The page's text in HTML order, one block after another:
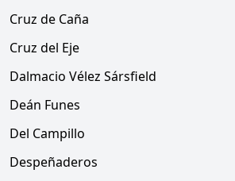
Cruz de Caña
Cruz del Eje
Dalmacio Vélez Sársfield
Deán Funes
Del Campillo
Despeñaderos